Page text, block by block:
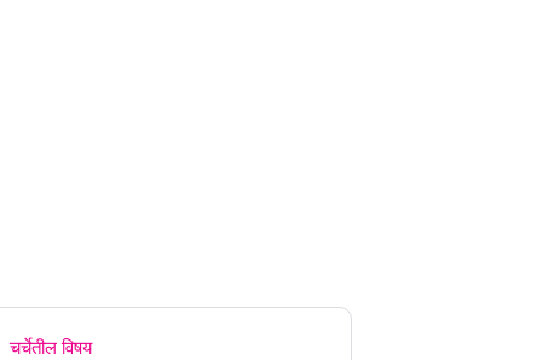
चर्चेतील विषय